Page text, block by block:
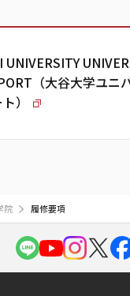
UNIVERSITY
（大谷大学ユニ
）
院 履修要項